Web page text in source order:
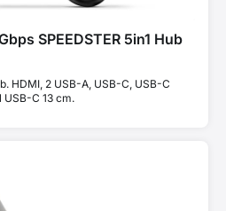
SPEEDSTER 5in1 Hub
HDMI, 2 USB-A, USB-C, USB-C
USB-C 13 cm.